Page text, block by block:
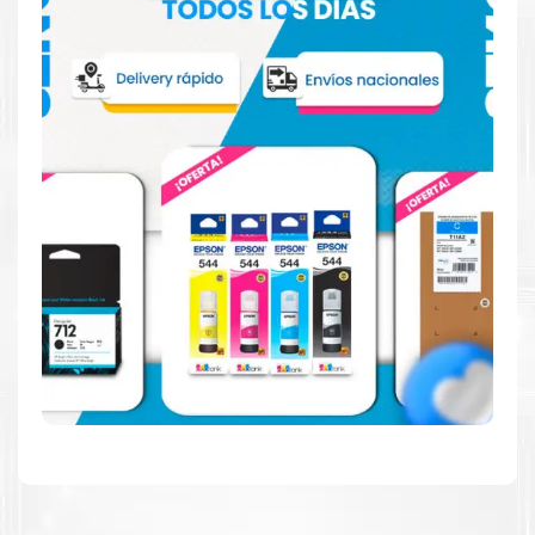
más acerca de cartuchos EpsonAquí
Hecho para ser fácil de usar
Simple y fácil de usar. Nuestros cartuchos e impresoras
están hechos para facilitar la carga, la impresión y los
resultados.